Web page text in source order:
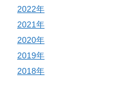
2022年
2021年
2020年
2019年
2018年